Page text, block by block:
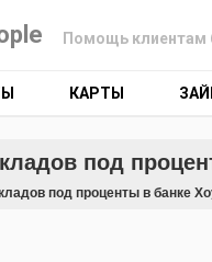
Помощь клиентам
КАРТЫ
под
под проценты в банке